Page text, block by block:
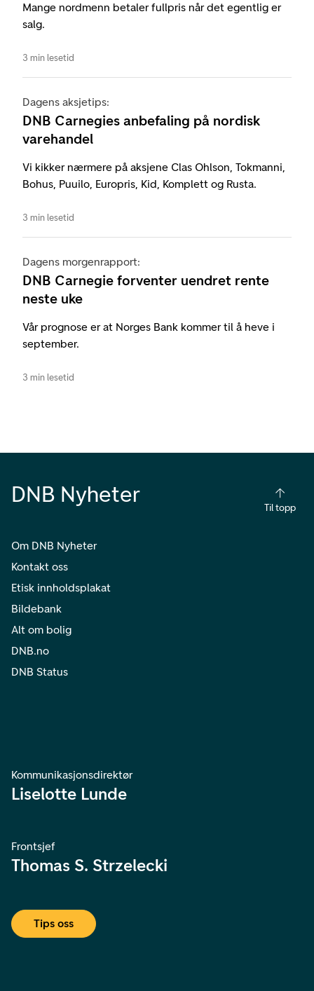
Mange nordmenn betaler fullpris når det egentlig er
salg.
3 min lesetid
Dagens aksjetips:
DNB Carnegies anbefaling på nordisk
varehandel
Vi kikker nærmere på aksjene Clas Ohlson, Tokmanni,
Bohus, Puuilo, Europris, Kid, Komplett og Rusta.
3 min lesetid
Dagens morgenrapport:
DNB Carnegie forventer uendret rente
neste uke
Vår prognose er at Norges Bank kommer til å heve i
september.
3 min lesetid
DNB Nyheter
Til topp
Om DNB Nyheter
Kontakt oss
Etisk innholdsplakat
Bildebank
Alt om bolig
DNB.no
DNB Status
Kommunikasjonsdirektør
Liselotte Lunde
Frontsjef
Thomas S. Strzelecki
Tips oss